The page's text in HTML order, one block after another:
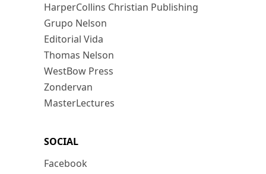
HarperCollins Christian Publishing
Grupo Nelson
Editorial Vida
Thomas Nelson
WestBow Press
Zondervan
MasterLectures
SOCIAL
Facebook